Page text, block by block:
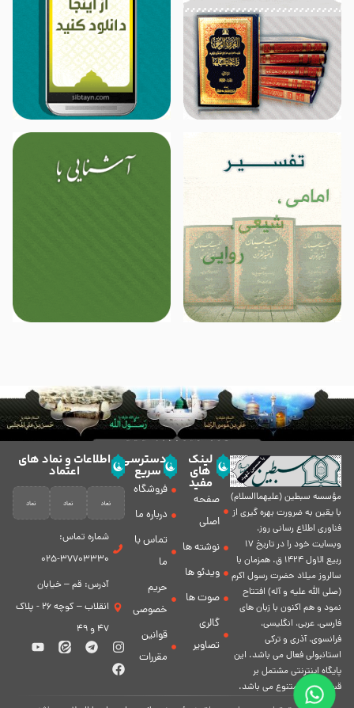
مؤسسه سبطين (عليهماالسلام)
با يقين به ضرورت بهره گیرى از
فناورى اطلاع رسانى روز،
وبسایت خود را در تاريخ 17
ربيع الاول 1424 ق. همزمان با
سالروز ميلاد حضرت رسول اكرم
(صلی الله علیه و آله) افتتاح
نمود و هم اكنون با زبان های
فارسی، عربى، انگلیسی،
فرانسوی، آذری و ترکی
استانبولی فعال مى باشد. اين
پايگاه اينترنتى مشتمل بر
قسمت هاى متنوع مى باشد.
لینک
های
مفید
صفحه
اصلی
نوشته ها
ویدئو ها
صوت ها
گالری
تصاویر
دسترسی
سریع
فروشگاه
درباره ما
تماس با
ما
حریم
خصوصی
قوانین
مقررات
اطلاعات و نماد های
اعتماد
شماره تماس:
37703330-025
آدرس: قم – خیابان
انقلاب – کوچه 26 - پلاک
47 و 49